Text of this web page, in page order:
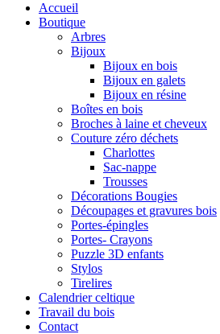
Accueil
Boutique
Arbres
Bijoux
Bijoux en bois
Bijoux en galets
Bijoux en résine
Boîtes en bois
Broches à laine et cheveux
Couture zéro déchets
Charlottes
Sac-nappe
Trousses
Décorations Bougies
Découpages et gravures bois
Portes-épingles
Portes- Crayons
Puzzle 3D enfants
Stylos
Tirelires
Calendrier celtique
Travail du bois
Contact